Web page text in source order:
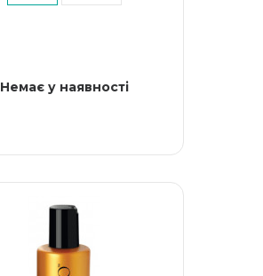
Немає у наявності